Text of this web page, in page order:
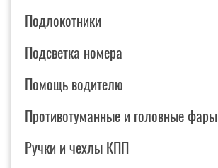
Подлокотники
Подсветка номера
Помощь водителю
Противотуманные и головные фары
Ручки и чехлы КПП